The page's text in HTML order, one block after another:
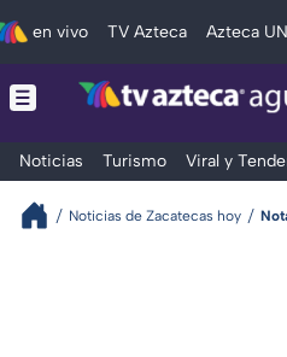
en vivo TV Azteca Azteca
Noticias Turismo Viral y
Noticias de Zacatecas hoy